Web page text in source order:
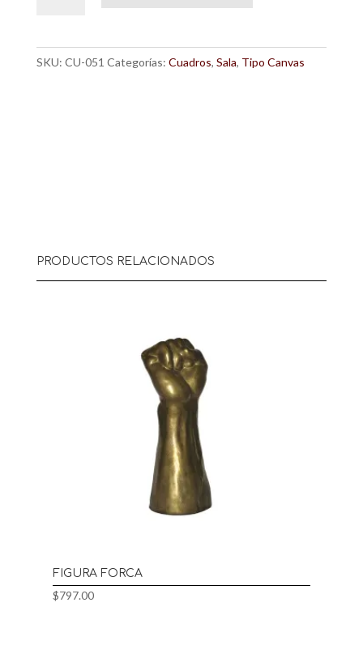
SKU: CU-051 Categorías: Cuadros, Sala, Tipo Canvas
PRODUCTOS RELACIONADOS
FIGURA FORCA
$797.00